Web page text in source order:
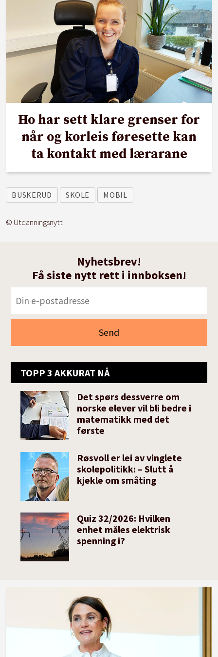
Ho har sett klare grenser for
når og korleis føresette kan
ta kontakt med lærarane
BUSKERUD SKOLE MOBIL
© Utdanningsnytt
Nyhetsbrev!
Få siste nytt rett i innboksen!
TOPP 3 AKKURAT NÅ
Det spørs dessverre om
norske elever vil bli bedre i
matematikk med det
første
Røsvoll er lei av vinglete
skolepolitikk: – Slutt å
kjekle om småting
Quiz 32/2026: Hvilken
enhet måles elektrisk
spenning i?